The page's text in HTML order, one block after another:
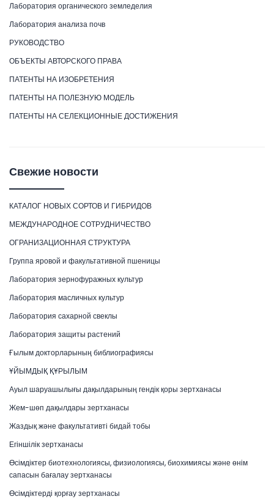
Лаборатория органического земледелия
Лаборатория анализа почв
РУКОВОДСТВО
ОБЪЕКТЫ АВТОРСКОГО ПРАВА
ПАТЕНТЫ НА ИЗОБРЕТЕНИЯ
ПАТЕНТЫ НА ПОЛЕЗНУЮ МОДЕЛЬ
ПАТЕНТЫ НА СЕЛЕКЦИОННЫЕ ДОСТИЖЕНИЯ
Свежие новости
КАТАЛОГ НОВЫХ СОРТОВ И ГИБРИДОВ
МЕЖДУНАРОДНОЕ СОТРУДНИЧЕСТВО
ОГРАНИЗАЦИОННАЯ СТРУКТУРА
Группа яровой и факультативной пшеницы
Лаборатория зернофуражных культур
Лаборатория масличных культур
Лаборатория сахарной свеклы
Лаборатория защиты растений
Ғылым докторларының библиографиясы
ҰЙЫМДЫҚ ҚҰРЫЛЫМ
Ауыл шаруашылығы дақылдарының гендік қоры зертханасы
Жем-шөп дақылдары зертханасы
Жаздық және факультативті бидай тобы
Егіншілік зертханасы
Өсімдіктер биотехнологиясы, физиологиясы, биохимиясы және өнім
сапасын бағалау зертханасы
Өсімдіктерді қорғау зертханасы